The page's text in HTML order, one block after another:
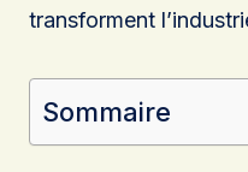
transforment
Sommaire